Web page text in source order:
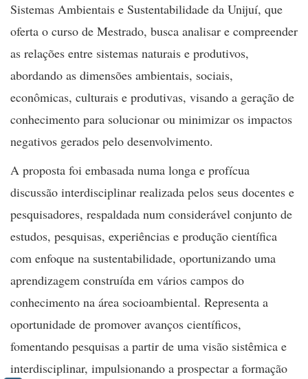
Sistemas Ambientais e Sustentabilidade da Unijuí, que
oferta o curso de Mestrado, busca analisar e compreender
as relações entre sistemas naturais e produtivos,
abordando as dimensões ambientais, sociais,
econômicas, culturais e produtivas, visando a geração de
conhecimento para solucionar ou minimizar os impactos
negativos gerados pelo desenvolvimento.
A proposta foi embasada numa longa e profícua
discussão interdisciplinar realizada pelos seus docentes e
pesquisadores, respaldada num considerável conjunto de
estudos, pesquisas, experiências e produção científica
com enfoque na sustentabilidade, oportunizando uma
aprendizagem construída em vários campos do
conhecimento na área socioambiental. Representa a
oportunidade de promover avanços científicos,
fomentando pesquisas a partir de uma visão sistêmica e
interdisciplinar, impulsionando a prospectar a formação